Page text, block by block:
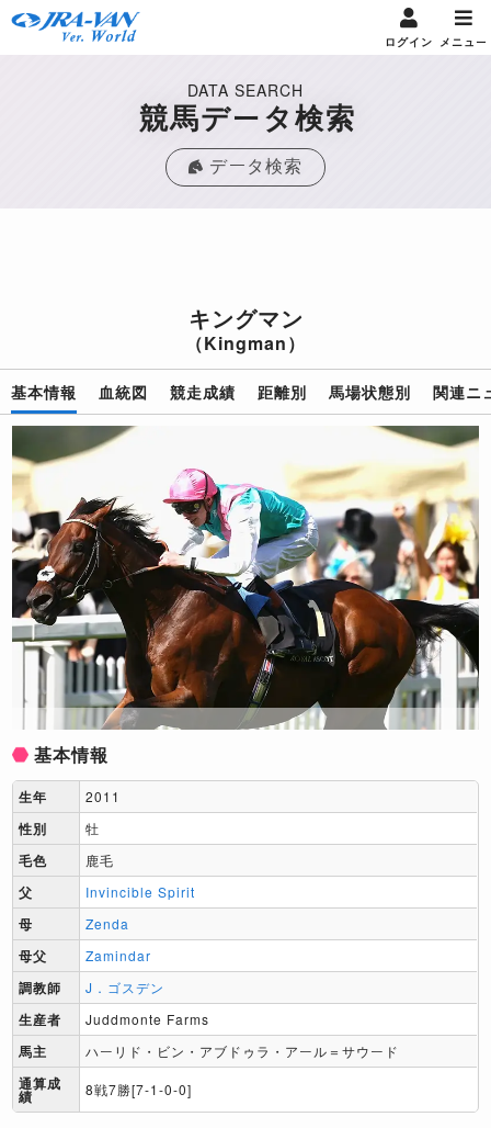
ログイン メニュー
DATA SEARCH
競馬データ検索
データ検索
キングマン
（Kingman）
基本情報 血統図 競走成績 距離別 馬場状態別 関連ニ
基本情報
生年 2011
性別 牡
毛色 鹿毛
父 Invincible Spirit
母 Zenda
母父 Zamindar
調教師 J．ゴスデン
生産者 Juddmonte Farms
馬主 ハーリド・ビン・アブドゥラ・アール＝サウード
通算成
績 8戦7勝[7-1-0-0]